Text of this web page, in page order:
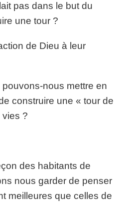
pas dans le but du
une tour ?
de Dieu à leur
nous mettre en
construire une « tour de
vies ?
des habitants de
nous garder de penser
meilleures que celles de